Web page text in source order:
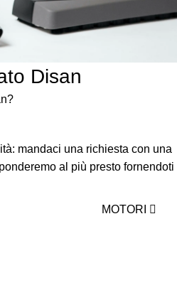
Disan
mandaci una richiesta con una
al più presto fornendoti
MOTORI